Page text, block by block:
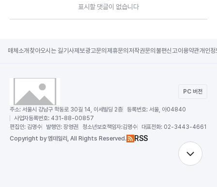
표시할 댓글이 없습니다
매체소개 찾아오시는 길기사제보광고문의 제휴문의 저작권문의 불편신고이용약관개인정
PC 버전
주소: 서울시 강남구 학동로 30길 14, 이세빌딩 2층 등록번호: 서울, 아04840
사업자등록번호: 431-88-00857
편집인: 김명수 발행인: 장영권 청소년보호책임자:김명수 대표전화: 02-3443-4661
Copyright by 엠데일리, All Rights Reserved. RSS